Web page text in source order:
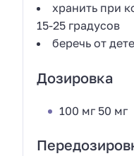
хранить при
15-25 градусов
беречь от
Дозировка
100 мг 50 мг